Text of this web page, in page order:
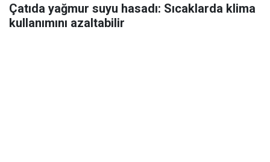
Çatıda yağmur suyu hasadı: Sıcaklarda klima
kullanımını azaltabilir